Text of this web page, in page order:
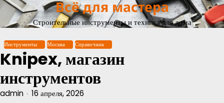
Перейти
содержимому
Всё для мастера
Строительные инструменты и техника для дома
Инструменты Москва Справочник
Knipex, магазин
инструментов
admin 16 апреля, 2026